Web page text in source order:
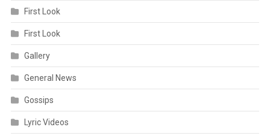
First Look
First Look
Gallery
General News
Gossips
Lyric Videos